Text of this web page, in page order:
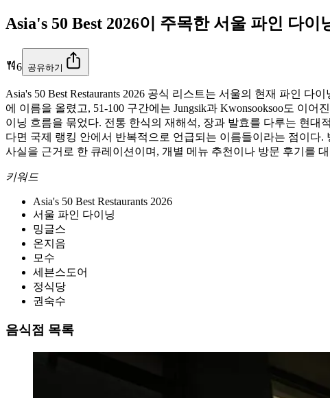
Asia's 50 Best 2026이 주목한 서울 파인 다이
6 공유하기
Asia's 50 Best Restaurants 2026 공식 리스트는 서울의 현재 파인
에 이름을 올렸고, 51-100 구간에는 Jungsik과 Kwonsooksoo도 이
이닝 흐름을 묶었다. 전통 한식의 재해석, 장과 발효를 다루는 현
다면 국제 랭킹 안에서 반복적으로 언급되는 이름들이라는 점이다
사실을 근거로 한 큐레이션이며, 개별 메뉴 추천이나 방문 후기를
키워드
Asia's 50 Best Restaurants 2026
서울 파인 다이닝
밍글스
온지음
모수
세븐스도어
정식당
권숙수
음식점 목록